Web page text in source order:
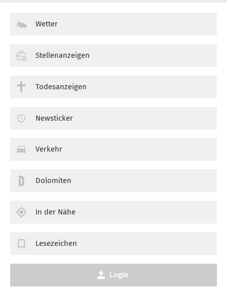
Wetter
Stellenanzeigen
Todesanzeigen
Newsticker
Verkehr
Dolomiten
In der Nähe
Lesezeichen
Login